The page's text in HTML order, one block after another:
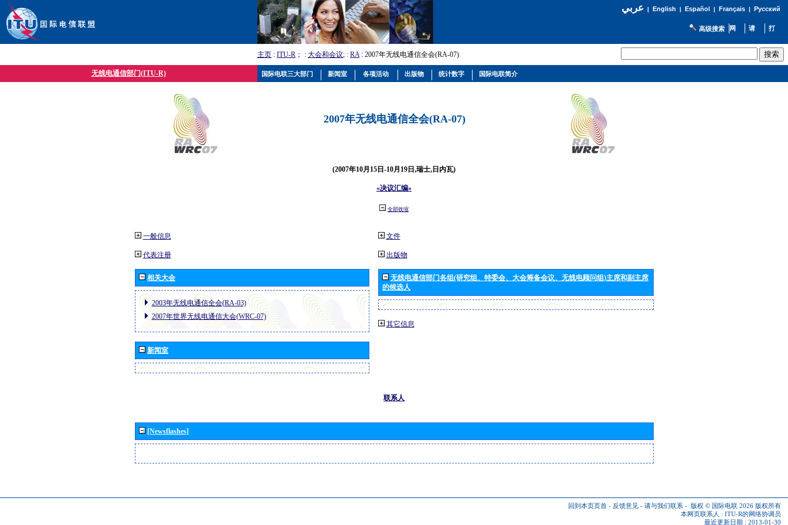
عربي| English | Español | Français| Русский
高级搜索
主页 : ITU-R ； : 大会和会议; : RA: 2007年无线电通信全会(RA-07)
无线电通信部门(ITU-R)
2007年无线电通信全会(RA-07)
(2007年10月15日-10月19日,瑞士,日内瓦)
«决议汇编»
全部收缩
一般信息
代表注册
相关大会
2003年无线电通信全会(RA-03)
2007年世界无线电通信大会(WRC-07)
新闻室
文件
出版物
无线电通信部门各组(研究组、特委会、大会筹备会议、无线电顾问组)主席和副主席
的候选人
其它信息
联系人
[Newsflashes]
回到本页页首 - 反馈意见 - 请与我们联系 - 版权 © 国际电联 2026 版权所有
本网页联系人 : ITU-R的网络协调员
最近更新日期 : 2013-01-30
国际电联三大部门 新闻室 各项活动 出版物 统计数字 国际电联简介